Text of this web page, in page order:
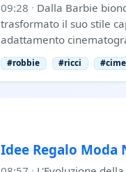
09:28 · Dalla Barbie
trasformato il suo stile
adattamento
#robbie #ricci
Idee Regalo Moda